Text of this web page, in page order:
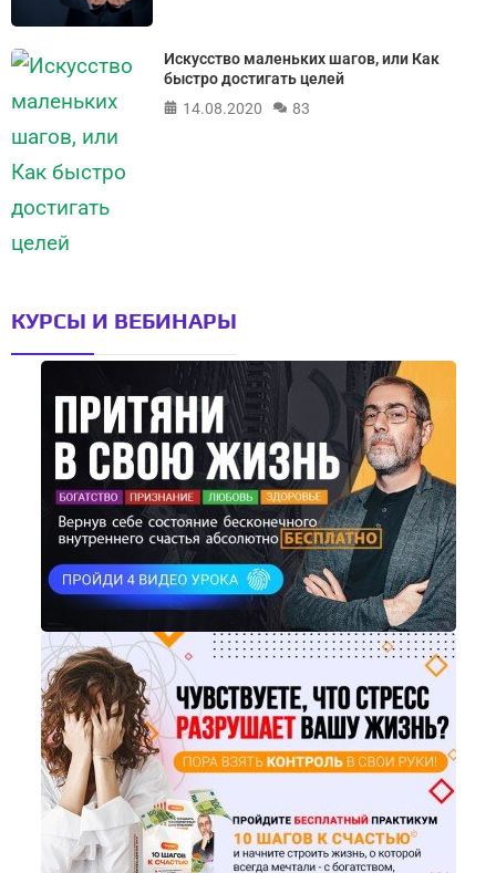
Искусство маленьких шагов, или Как
быстро достигать целей
14.08.2020
83
КУРСЫ И ВЕБИНАРЫ